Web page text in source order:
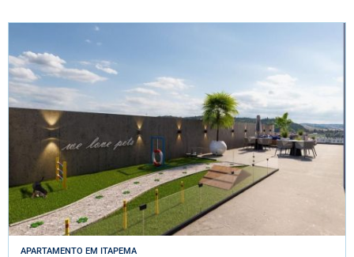
APARTAMENTO EM ITAPEMA